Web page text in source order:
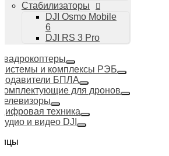
Стабилизаторы
DJI Osmo Mobile
6
DJI RS 3 Pro
и комплексы РЭБ
БПЛА
для дронов
техника
и видео DJI